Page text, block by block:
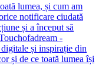
lumea, și cum am
notificare ciudată
și a început să
-
și inspirație din
și de ce toată lumea își